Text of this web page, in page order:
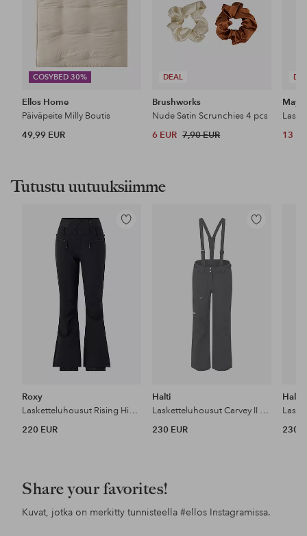
COSYBED 30%
Ellos Home
Päiväpeite Milly Boutis
49,99 EUR
DEAL
Brushworks
Nude Satin Scrunchies 4 pcs
6 EUR 7,90 EUR 13
Tutustu uutuuksiimme
Lisää
Roxy
Lasketteluhousut Rising High PT
220 EUR
Lisää
Halti
Lasketteluhousut Carvey II W Short Dx
230 EUR
Halti
230
Share your favorites!
Kuvat, jotka on merkitty tunnisteella #ellos Instagramissa.